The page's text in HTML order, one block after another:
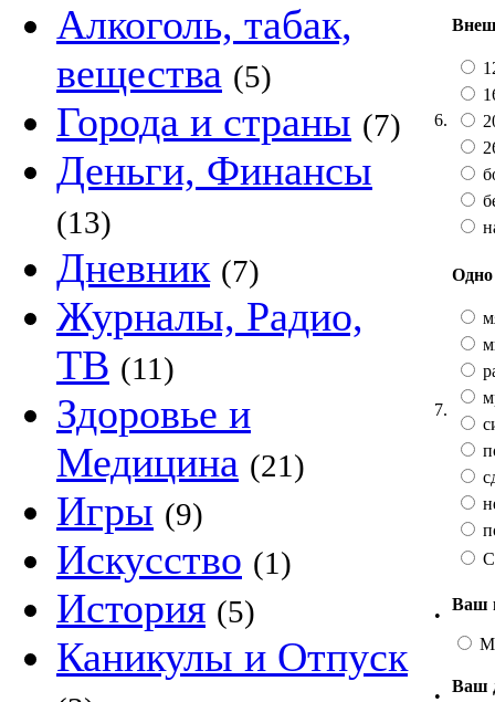
Алкоголь, табак,
вещества (5)
Города и страны (7)
Деньги, Финансы
(13)
Дневник (7)
Журналы, Радио,
ТВ (11)
Здоровье и
Медицина (21)
Игры (9)
Искусство (1)
История (5)
Каникулы и Отпуск
6.
7.
•
Ваш
•
Ваш